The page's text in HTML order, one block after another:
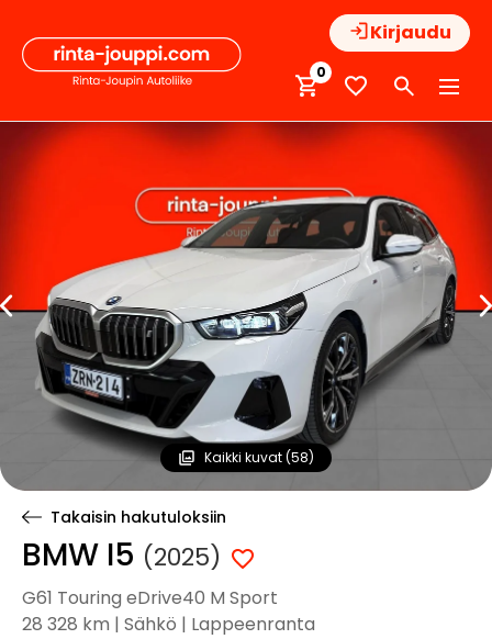
sisältöön
Kirjaudu
0
Kaikki kuvat (58)
Takaisin hakutuloksiin
BMW I5 (2025)
G61 Touring eDrive40 M Sport
28 328 km | Sähkö | Lappeenranta